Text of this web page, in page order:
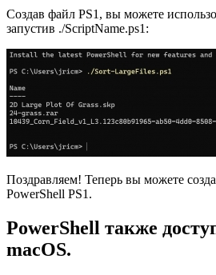
Создав файл PS1, вы можете
запустив ./ScriptName.ps1:
Поздравляем! Теперь вы можете
PowerShell PS1.
PowerShell также
macOS.